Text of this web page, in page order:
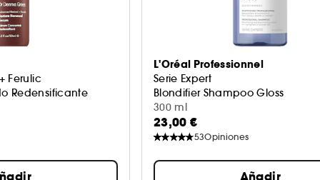
Ferulic
Redensificante
L'Oréal Professionnel
Serie Expert
Blondifier Shampoo Gloss
300 ml
23,00 €
53Opiniones